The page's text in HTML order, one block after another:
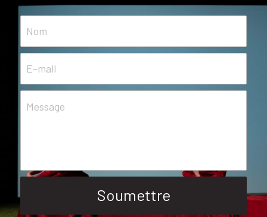
Nom
E-mail
Message
Soumettre